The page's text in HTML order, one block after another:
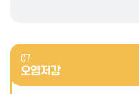
07
오염저감